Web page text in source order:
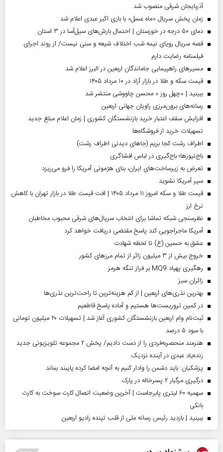
آذربایجان شرقی منصوب شد
زمان پخش سریال «ماه عسل» با بازی اکبر عبدی اعلام شد
دمای ۵۰ درجه در خوزستان | احتمال بارش‌های سیل‌آسا در ۳ استان
قصه سریال رویای نیمه شب اختلاف شیعه و سنی نیست/ از روند اجرای
فیلمنامه رضایت دارم
مسیر‌های راهپیمایی جاماندگان اربعین در البرز اعلام شد
قیمت سکه و طلا در بازار آزاد در ۱۰ مرداد ۱۴۰۵
ببینید | «چهل روز » محسن چاووشی منتشر شد
رسانه‌های برون‌مرزی راویان جهانی اربعین
افزایش سقف اعتبار خرید بازنشستگان کشوری | زمان اعلام مبلغ جدید
تسهیلات خرید از فروشگاه‌ها
اطراف رشت کجا بریم (جاهای دیدنی اطراف رشت)
باج‌نیوزها؛ باج‌گیری در لباس افشاگری
تعرض به زیرساخت‌های ایران، بنای هژمونی آمریکا را فرو می‌ریزد
سپر آمریکا نشوید
قیمت طلا و سکه امروز ۱۱ مرداد ۱۴۰۵ | افت قیمت طلا در بازار تهران با کاهش
نرخ ارز
نظرسنجی شبکه تماشا برای انتخاب سریال‌های شرقی محبوب مخاطبان
آمریکا ماجراجویی کند پاسخ مقتضی دریافت خواهد کرد
عشق به حسین (ع) تا لحظه شهادت
خروج بیش از ۳ میلیون زائر از تمام مرز‌های کشور
رهگیری پهپاد MQ9 بر فراز تنگه هرمز
‌زائران سبز
بهترین نذری‌های اربعین | از کم هزینه‌ترین تا راحت‌ترین نذری‌ها
در کمین تروریست‌ها هستیم و آماده پاسخ قاطعیم
ثبت‌نام وام اربعین بازنشستگان کشوری آغاز شد | تسهیلات ۲۰ میلیون تومانی
با سود ۵ درصد
هنرمند منحصر‌به‌فردی را از دست دادیم/ پخش ۲ مجموعه تلویزیونی جدید
زنده‌یاد عبدی در آینده نزدیک
پزشکیان: باید دشمن را وادار کنیم به آنچه امضا کرده پایبند بماند
درگیری مرگبار ۲ پسرخاله در پارک
سهمیه ۶۰ لیتری پابرجاست | آخرین وضعیت اتصال کارت سوخت به کارت
بانکی
ببینید | بازدید رئیس رسانه ملی از قلب تپنده رادیو اربعین